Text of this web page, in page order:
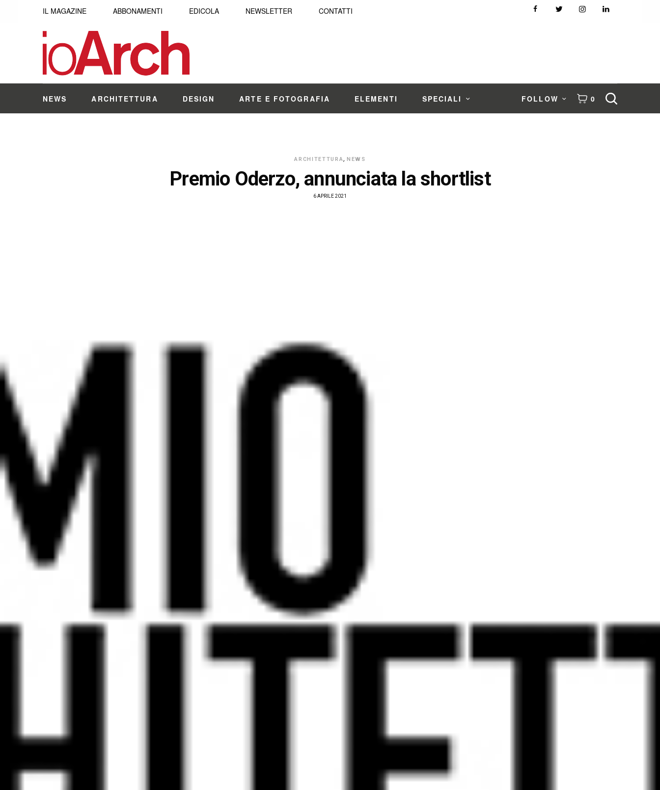
IL MAGAZINE ABBONAMENTI EDICOLA NEWSLETTER CONTATTI
NEWS ARCHITETTURA DESIGN ARTE E FOTOGRAFIA ELEMENTI SPECIALI FOLLOW 0
ARCHITETTURA, NEWS
Premio Oderzo, annunciata la shortlist
6 APRILE 2021